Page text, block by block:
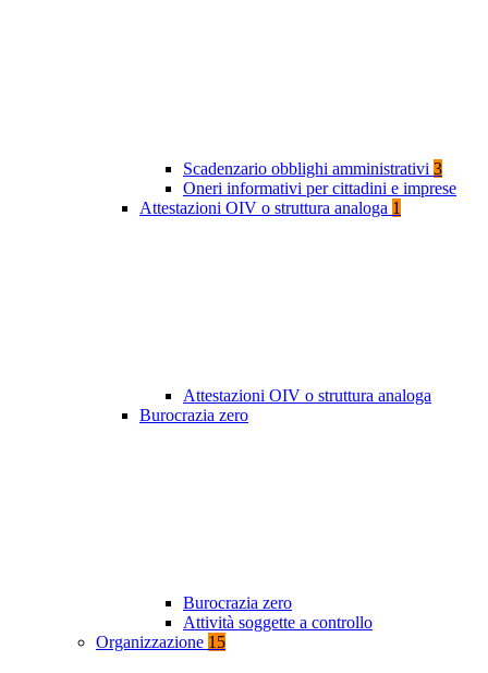
Scadenzario obblighi amministrativi 3
Oneri informativi per cittadini e imprese
Attestazioni OIV o struttura analoga 1
Attestazioni OIV o struttura analoga
Burocrazia zero
Burocrazia zero
Attività soggette a controllo
Organizzazione 15